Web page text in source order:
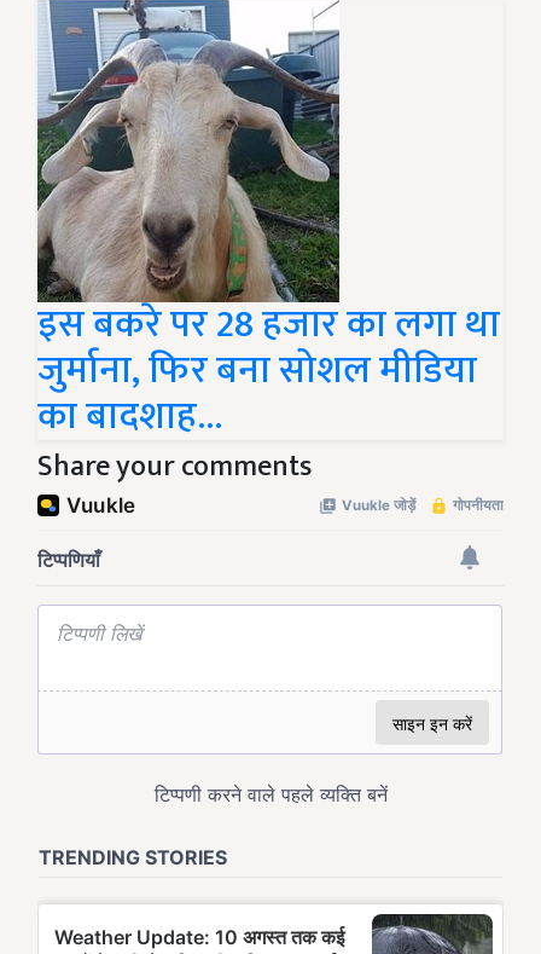
इस बकरे पर 28 हजार का लगा था
जुर्माना, फिर बना सोशल मीडिया
का बादशाह...
Share your comments